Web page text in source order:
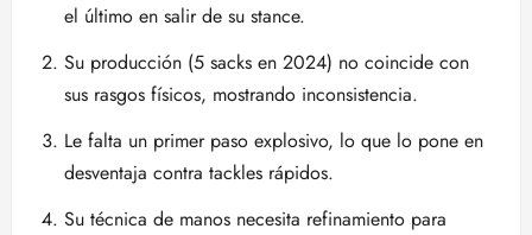
el último en salir de su stance.
Su producción (5 sacks en 2024) no coincide con
sus rasgos físicos, mostrando inconsistencia.
Le falta un primer paso explosivo, lo que lo pone en
desventaja contra tackles rápidos.
Su técnica de manos necesita refinamiento para